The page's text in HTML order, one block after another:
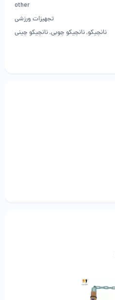
other
تجهیزات ورزشی
نانچیکو,نانچیکو چوبی,نانچیکو چینی